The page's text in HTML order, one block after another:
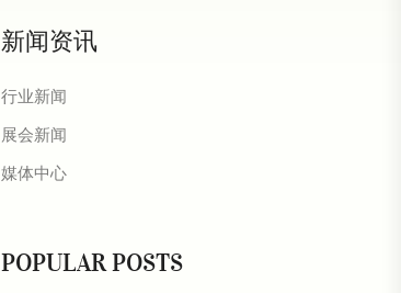
新闻资讯
行业新闻
展会新闻
媒体中心
POPULAR POSTS